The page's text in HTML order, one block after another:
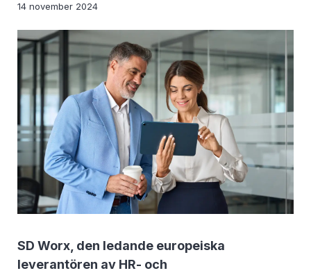
14 november 2024
SD Worx, den ledande europeiska
leverantören av HR- och